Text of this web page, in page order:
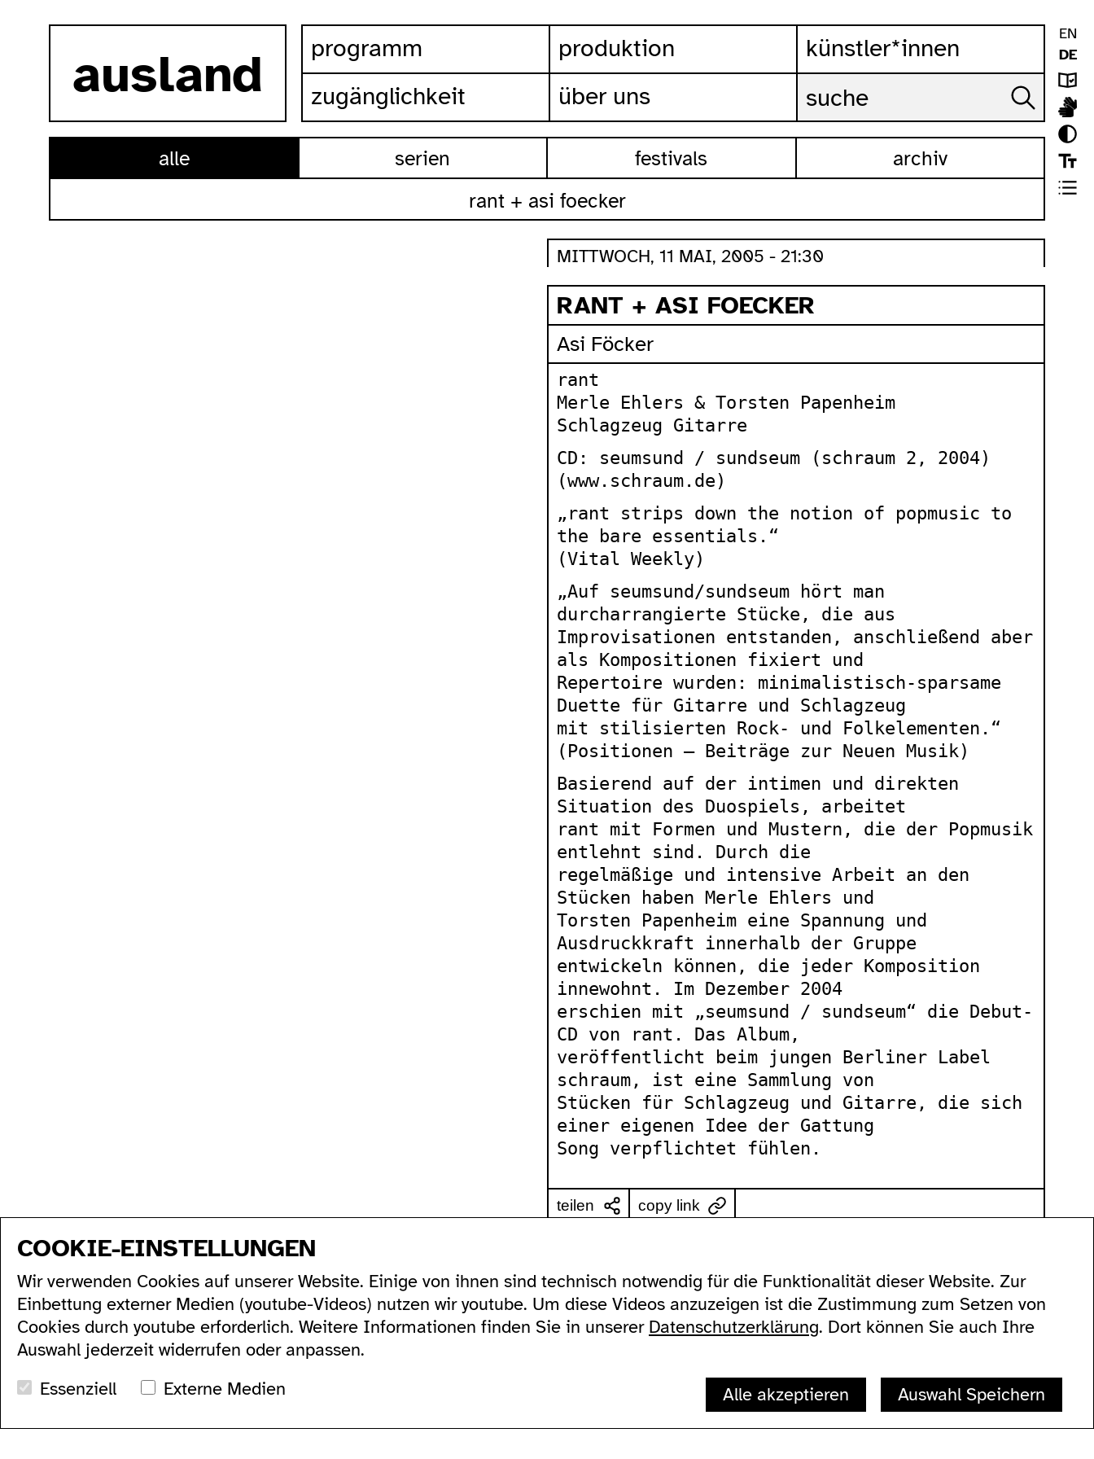
EN
DE
ausland programm produktion
künstler*innen
zugänglichkeit
über uns
alle serien festivals
archiv
rant + asi foecker
MITTWOCH, 11 MAI, 2005 - 21:30
RANT + ASI FOECKER
Asi Föcker
rant
Merle Ehlers & Torsten Papenheim
Schlagzeug Gitarre
CD: seumsund / sundseum (schraum 2, 2004)
(www.schraum.de )
„rant strips down the notion of popmusic to
the bare essentials.“
(Vital Weekly)
„Auf seumsund/sundseum hört man
durcharrangierte Stücke, die aus
Improvisationen entstanden, anschließend aber
als Kompositionen fixiert und
Repertoire wurden: minimalistisch-sparsame
Duette für Gitarre und Schlagzeug
mit stilisierten Rock- und Folkelementen.“
(Positionen – Beiträge zur Neuen Musik)
Basierend auf der intimen und direkten
Situation des Duospiels, arbeitet
rant mit Formen und Mustern, die der Popmusik
entlehnt sind. Durch die
regelmäßige und intensive Arbeit an den
Stücken haben Merle Ehlers und
Torsten Papenheim eine Spannung und
Ausdruckkraft innerhalb der Gruppe
entwickeln können, die jeder Komposition
innewohnt. Im Dezember 2004
erschien mit „seumsund / sundseum“ die Debut-
CD von rant. Das Album,
veröffentlicht beim jungen Berliner Label
schraum, ist eine Sammlung von
Stücken für Schlagzeug und Gitarre, die sich
einer eigenen Idee der Gattung
Song verpflichtet fühlen.
teilen copy link
sitemap
program
alle...
serien...
festivals...
archiv...
suche
produktion
residenzen...
podcasts...
videos...
workshops...
künstler*innen...
zugänglichkeit
allgemein
gebärdensprache
über uns
addresse
kontakt
ausland
Lychener Str. 60
10437 Berlin
COOKIE-EINSTELLUNGEN
Wir verwenden Cookies auf unserer Website. Einige von ihnen sind technisch notwendig für die Funktionalität dieser Website. Zur
Einbettung externer Medien (youtube-Videos) nutzen wir youtube. Um diese Videos anzuzeigen ist die Zustimmung zum Setzen von
Cookies durch youtube erforderlich. Weitere Informationen finden Sie in unserer Datenschutzerklärung. Dort können Sie auch Ihre
Auswahl jederzeit widerrufen oder anpassen.
Essenziell
Externe Medien Alle akzeptieren Auswahl Speichern